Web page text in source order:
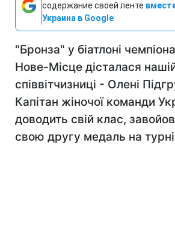
содержание своей ленте
Украина в Google
"Бронза" у біатлоні
Нове-Місце дісталася
співвітчизниці - Олені
Капітан жіночої команди
доводить свій клас,
свою другу медаль на